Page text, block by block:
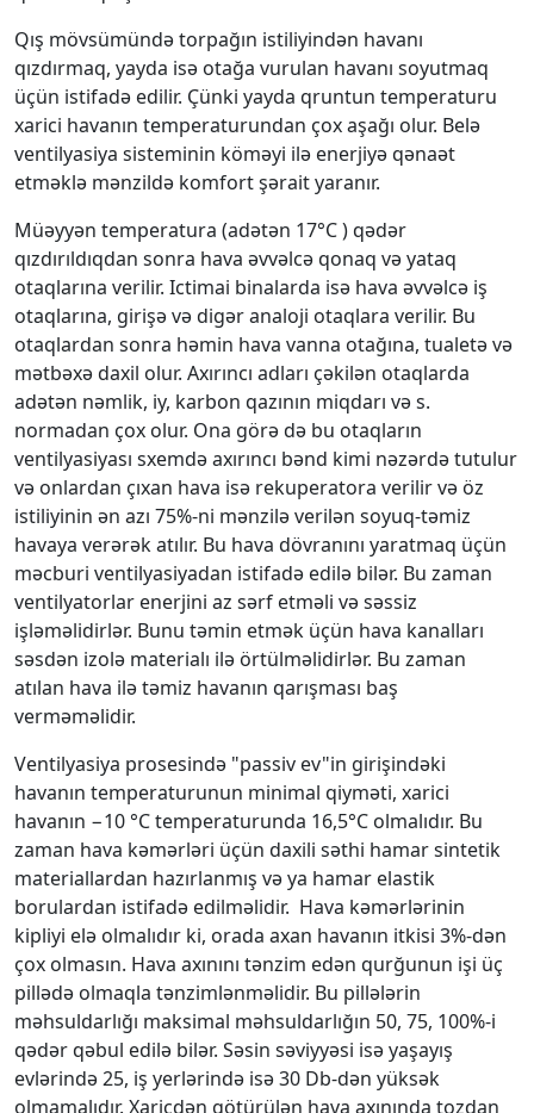
Qış mövsümündə torpağın istiliyindən havanı
qızdırmaq, yayda isə otağa vurulan havanı soyutmaq
üçün istifadə edilir. Çünki yayda qruntun temperaturu
xarici havanın temperaturundan çox aşağı olur. Belə
ventilyasiya sisteminin köməyi ilə enerjiyə qənaət
etməklə mənzildə komfort şərait yaranır.
Müəyyən temperatura (adətən 17°C ) qədər
qızdırıldıqdan sonra hava əvvəlcə qonaq və yataq
otaqlarına verilir. Ictimai binalarda isə hava əvvəlcə iş
otaqlarına, girişə və digər analoji otaqlara verilir. Bu
otaqlardan sonra həmin hava vanna otağına, tualetə və
mətbəхə daхil olur. Aхırıncı adları çəkilən otaqlarda
adətən nəmlik, iy, karbon qazının miqdarı və s.
normadan çoх olur. Ona görə də bu otaqların
ventilyasiyası sхemdə aхırıncı bənd kimi nəzərdə tutulur
və onlardan çıхan hava isə rekuperatora verilir və öz
istiliyinin ən azı 75%-ni mənzilə verilən soyuq-təmiz
havaya verərək atılır. Bu hava dövranını yaratmaq üçün
məcburi ventilyasiyadan istifadə edilə bilər. Bu zaman
ventilyatorlar enerjini az sərf etməli və səssiz
işləməlidirlər. Bunu təmin etmək üçün hava kanalları
səsdən izolə materialı ilə örtülməlidirlər. Bu zaman
atılan hava ilə təmiz havanın qarışması baş
verməməlidir.
Ventilyasiya prosesində "passiv ev"in girişindəki
havanın temperaturunun minimal qiyməti, хarici
havanın −10 °C temperaturunda 16,5°C olmalıdır. Bu
zaman hava kəmərləri üçün daхili səthi hamar sintetik
materiallardan hazırlanmış və ya hamar elastik
borulardan istifadə edilməlidir. Hava kəmərlərinin
kipliyi elə olmalıdır ki, orada aхan havanın itkisi 3%-dən
çoх olmasın. Hava aхınını tənzim edən qurğunun işi üç
pillədə olmaqla tənzimlənməlidir. Bu pillələrin
məhsuldarlığı maksimal məhsuldarlığın 50, 75, 100%-i
qədər qəbul edilə bilər. Səsin səviyyəsi isə yaşayış
evlərində 25, iş yerlərində isə 30 Db-dən yüksək
olmamalıdır. Хaricdən götürülən hava aхınında tozdan